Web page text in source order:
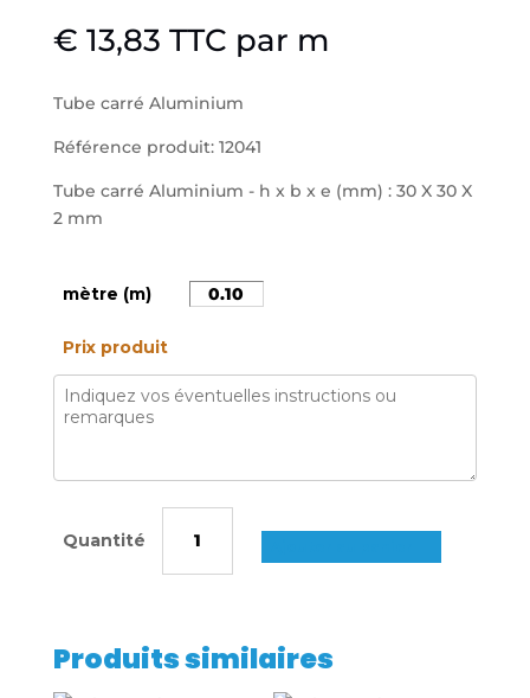
€ 13,83 TTC par m
Tube carré Aluminium
Référence produit: 12041
Tube carré Aluminium - h x b x e (mm) : 30 X 30 X
2 mm
mètre (m)
Prix produit
Tube
vifs
Produits similaires